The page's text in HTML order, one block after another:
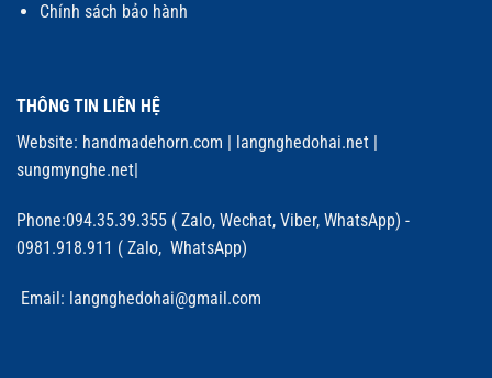
Chính sách bảo hành
THÔNG TIN LIÊN HỆ
Website: handmadehorn.com | langnghedohai.net |
sungmynghe.net|
Phone:094.35.39.355 ( Zalo, Wechat, Viber, WhatsApp) -
0981.918.911 ( Zalo, WhatsApp)
Email: langnghedohai@gmail.com